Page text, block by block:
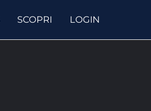
SCOPRI LOGIN